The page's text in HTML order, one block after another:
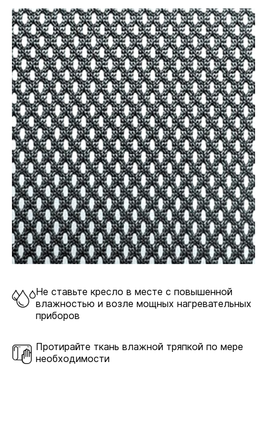
Не ставьте кресло в месте с повышенной
влажностью и возле мощных нагревательных
приборов
Протирайте ткань влажной тряпкой по мере
необходимости